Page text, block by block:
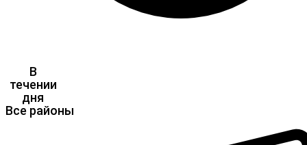
В
течении
дня
Все районы